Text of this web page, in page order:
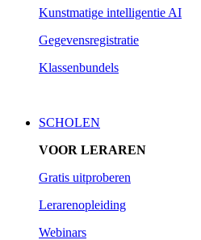
Kunstmatige intelligentie AI
Gegevensregistratie
Klassenbundels
SCHOLEN
VOOR LERAREN
Gratis uitproberen
Lerarenopleiding
Webinars